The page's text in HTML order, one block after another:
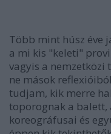
Több mint húsz éve
a mi kis "keleti"
vagyis a nemzetközi
ne mások
tudjam, kik merre
toporognak a balett,
koreográfusai és